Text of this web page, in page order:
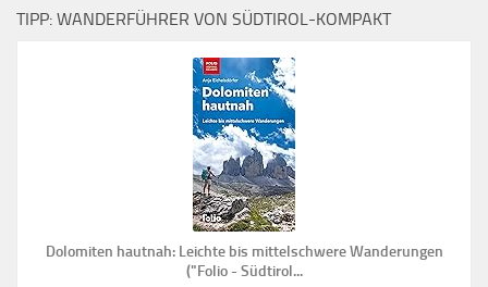
TIPP: WANDERFÜHRER VON SÜDTIROL-KOMPAKT
Dolomiten hautnah: Leichte bis mittelschwere Wanderungen
("Folio - Südtirol...